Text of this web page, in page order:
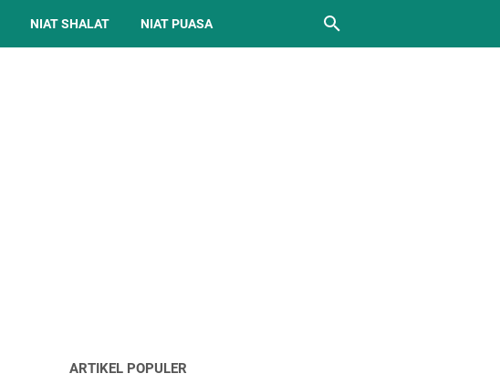
NIAT SHALAT NIAT PUASA
ARTIKEL POPULER